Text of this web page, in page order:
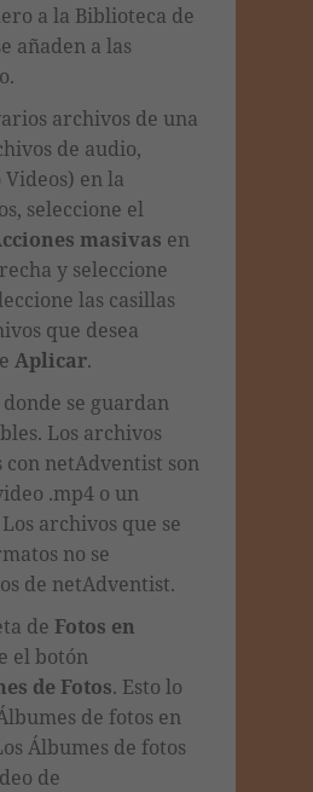
a la Biblioteca de
añaden a las
archivos de una
de audio,
Videos) en la
seleccione el
masivas en
y seleccione
las casillas
que desea
Aplicar.
donde se guardan
Los archivos
con netAdventist son
.mp4 o un
archivos que se
no se
de netAdventist.
de Fotos en
el botón
de Fotos. Esto lo
de fotos en
Álbumes de fotos
de